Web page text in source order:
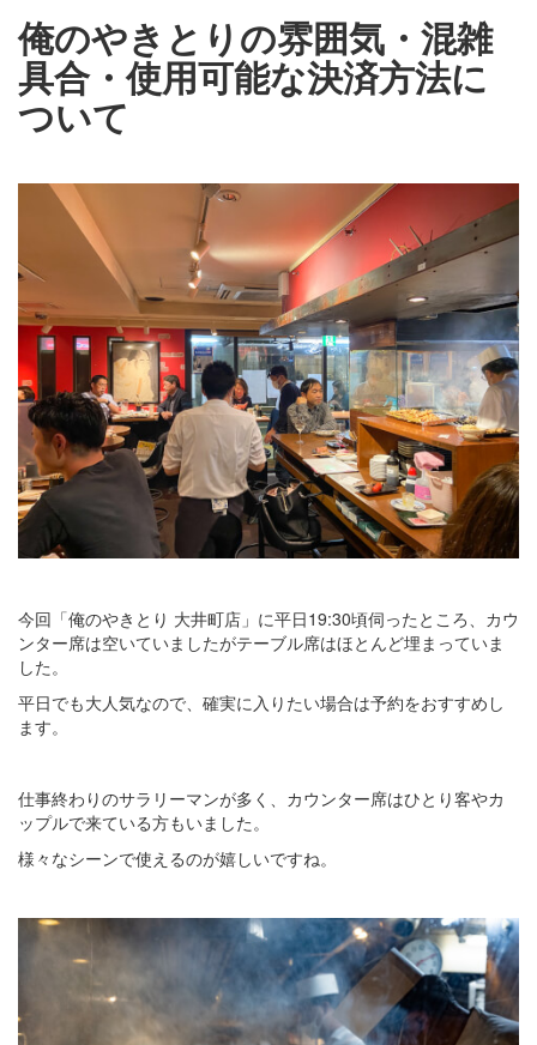
俺のやきとりの雰囲気・混雑
具合・使用可能な決済方法に
ついて
今回「俺のやきとり 大井町店」に平日19:30頃伺ったところ、カウ
ンター席は空いていましたがテーブル席はほとんど埋まっていま
した。
平日でも大人気なので、確実に入りたい場合は予約をおすすめし
ます。
仕事終わりのサラリーマンが多く、カウンター席はひとり客やカ
ップルで来ている方もいました。
様々なシーンで使えるのが嬉しいですね。